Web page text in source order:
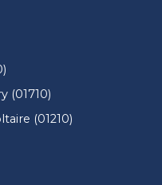
(01710)
(01210)